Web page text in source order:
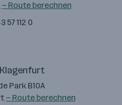
— Route berechnen
57 112 0
Park B10A
— Route berechnen